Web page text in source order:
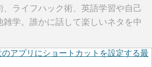
、ライフハック術、英語学習や自己
雑学。誰かに話して楽しいネタを中
のアプリにショートカットを設定する最